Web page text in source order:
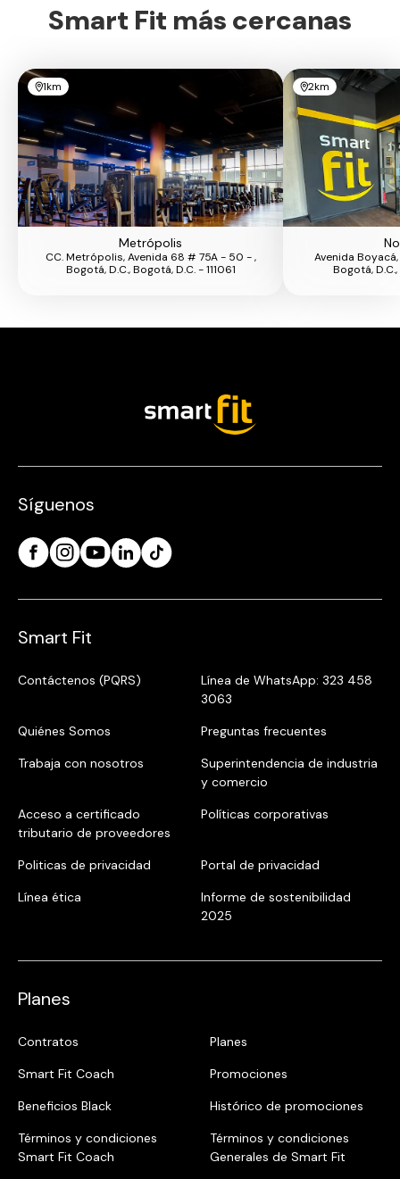
Smart Fit más cercanas
1km
Metrópolis
CC. Metrópolis, Avenida 68 # 75A - 50 - ,
Bogotá, D.C., Bogotá, D.C. - 111061
2km
Avenida
Bogotá, D.C.,
Síguenos
Smart Fit
Contáctenos (PQRS)
Línea de WhatsApp: 323 458
3063
Quiénes Somos
Preguntas frecuentes
Trabaja con nosotros
Superintendencia de industria
y comercio
Acceso a certificado
tributario de proveedores
Políticas corporativas
Politicas de privacidad
Portal de privacidad
Línea ética
Informe de sostenibilidad
2025
Planes
Contratos
Planes
Smart Fit Coach
Promociones
Beneficios Black
Histórico de promociones
Términos y condiciones
Smart Fit Coach
Términos y condiciones
Generales de Smart Fit